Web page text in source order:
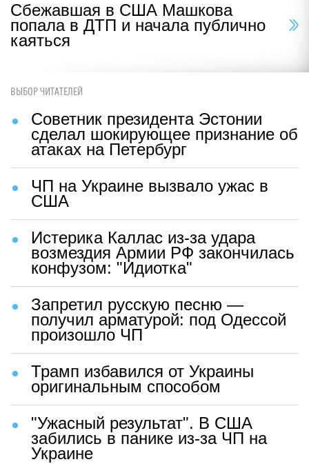
Сбежавшая в США Машкова
попала в ДТП и начала публично
каяться
ВЫБОР ЧИТАТЕЛЕЙ
Советник президента Эстонии
сделал шокирующее признание об
атаках на Петербург
ЧП на Украине вызвало ужас в
США
Истерика Каллас из-за удара
возмездия Армии РФ закончилась
конфузом: "Идиотка"
Запретил русскую песню —
получил арматурой: под Одессой
произошло ЧП
Трамп избавился от Украины
оригинальным способом
"Ужасный результат". В США
забились в панике из-за ЧП на
Украине